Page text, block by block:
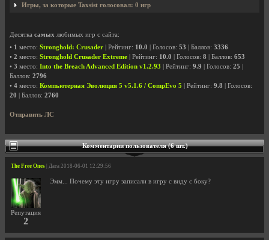
Игры, за которые Taxsist голосовал: 0 игр
Десятка самых любимых игр с сайта:
• 1 место: Stronghold: Crusader | Рейтинг: 10.0 | Голосов: 53 | Баллов: 3336
• 2 место: Stronghold Crusader Extreme | Рейтинг: 10.0 | Голосов: 8 | Баллов: 653
• 3 место: Into the Breach Advanced Edition v1.2.93 | Рейтинг: 9.9 | Голосов: 25
Баллов: 2796
• 4 место: Компьютерная Эволюция 5 v5.1.6 / CompEvo 5 | Рейтинг: 9.8 | Голосов:
20 | Баллов: 2760
Отправить ЛС
Комментарии пользователя (6 шт.)
The Free Ones | Дата 2018-06-01 12:29:56
Репутация
2
Эмм... Почему эту игру записали в игру с виду с боку?